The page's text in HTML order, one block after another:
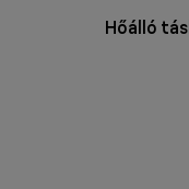
Hőálló